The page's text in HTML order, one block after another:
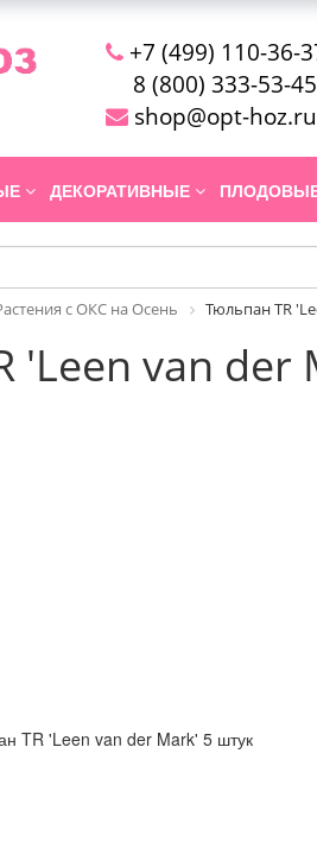
+7 (499) 110-36-
8 (800) 333-53-45
shop@opt-hoz.ru
ДЕКОРАТИВНЫЕ
с ОКС на Осень Тюльпан TR
'Leen van der